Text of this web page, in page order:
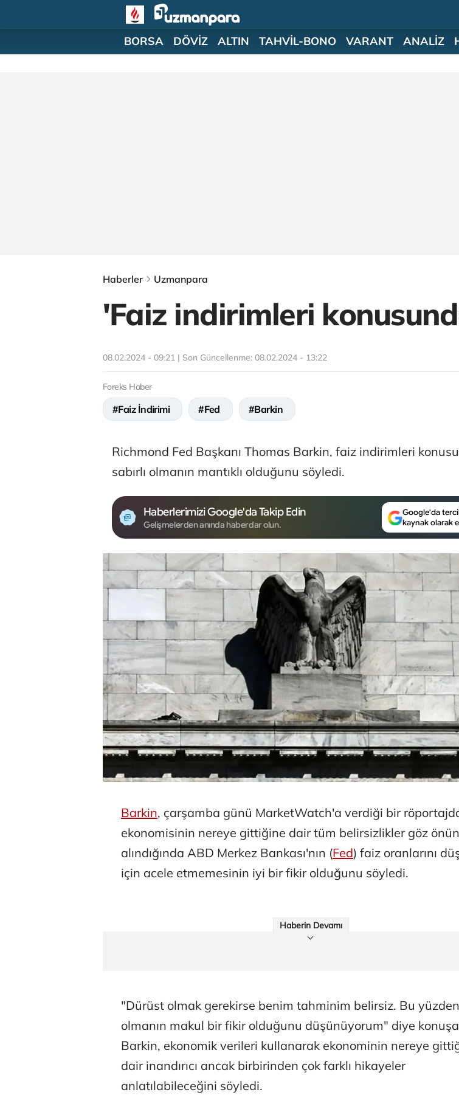
BORSA DÖVİZ ALTIN TAHVİL-BONO VARANT ANALİZ
Haberler Uzmanpara
'Faiz indirimleri
08.02.2024 - 09:21 | Son Güncellenme: 08.02.2024 - 13:22
Foreks Haber
#Faiz İndirimi #Fed #Barkin
Richmond Fed Başkanı Thomas Barkin, faiz indirimleri
sabırlı olmanın mantıklı olduğunu söyledi.
Haberlerimizi Google'da Takip Edin
Gelişmelerden anında haberdar olun.
Google'da
kaynak olarak
Barkin, çarşamba günü MarketWatch'a verdiği bir
ekonomisinin nereye gittiğine dair tüm belirsizlikler göz
alındığında ABD Merkez Bankası'nın (Fed) faiz oranlarını
için acele etmemesinin iyi bir fikir olduğunu söyledi.
Haberin Devamı
"Dürüst olmak gerekirse benim tahminim belirsiz. Bu yüzden
olmanın makul bir fikir olduğunu düşünüyorum" diye
Barkin, ekonomik verileri kullanarak ekonominin nereye
dair inandırıcı ancak birbirinden çok farklı hikayeler
anlatılabileceğini söyledi.